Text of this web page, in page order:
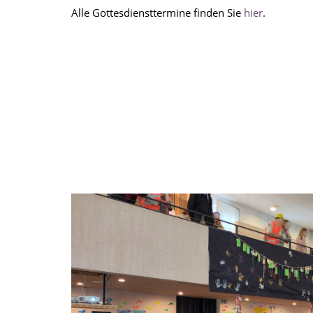
Alle Gottesdiensttermine finden Sie hier.